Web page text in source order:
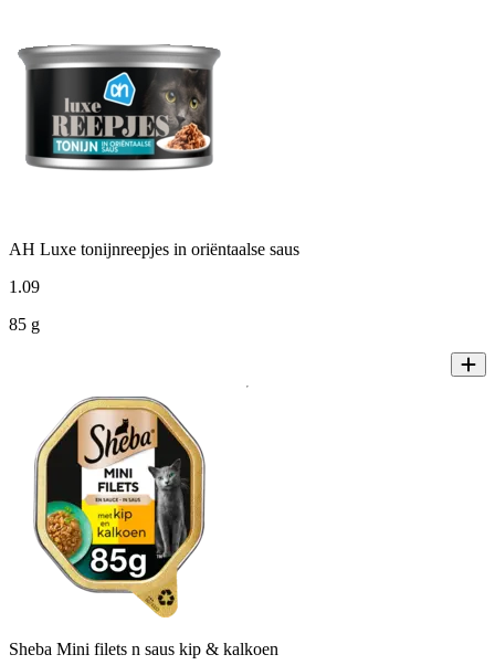
AH Luxe tonijnreepjes in oriëntaalse saus
1 .09
85 g
Sheba Mini filets n saus kip & kalkoen